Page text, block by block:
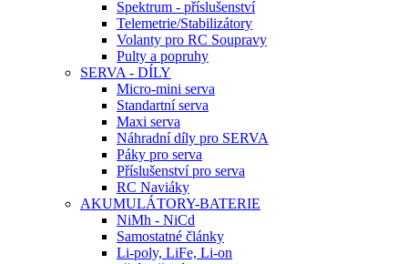
Spektrum - příslušenství
Telemetrie/Stabilizátory
Volanty pro RC Soupravy
Pulty a popruhy
SERVA - DÍLY
Micro-mini serva
Standartní serva
Maxi serva
Náhradní díly pro SERVA
Páky pro serva
Příslušenství pro serva
RC Naviáky
AKUMULÁTORY-BATERIE
NiMh - NiCd
Samostatné články
Li-poly, LiFe, Li-on